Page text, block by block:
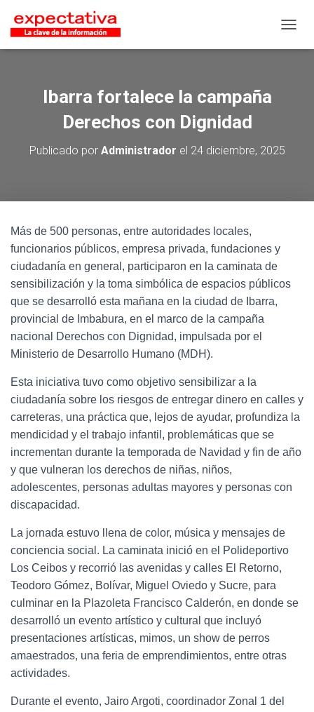
Ibarra fortalece la campaña
Derechos con Dignidad
Publicado por Administrador el 24 diciembre, 2025
Más de 500 personas, entre autoridades locales,
funcionarios públicos, empresa privada, fundaciones y
ciudadanía en general, participaron en la caminata de
sensibilización y la toma simbólica de espacios públicos
que se desarrolló esta mañana en la ciudad de Ibarra,
provincial de Imbabura, en el marco de la campaña
nacional Derechos con Dignidad, impulsada por el
Ministerio de Desarrollo Humano (MDH).
Esta iniciativa tuvo como objetivo sensibilizar a la
ciudadanía sobre los riesgos de entregar dinero en calles y
carreteras, una práctica que, lejos de ayudar, profundiza la
mendicidad y el trabajo infantil, problemáticas que se
incrementan durante la temporada de Navidad y fin de año
y que vulneran los derechos de niñas, niños,
adolescentes, personas adultas mayores y personas con
discapacidad.
La jornada estuvo llena de color, música y mensajes de
conciencia social. La caminata inició en el Polideportivo
Los Ceibos y recorrió las avenidas y calles El Retorno,
Teodoro Gómez, Bolívar, Miguel Oviedo y Sucre, para
culminar en la Plazoleta Francisco Calderón, en donde se
desarrolló un evento artístico y cultural que incluyó
presentaciones artísticas, mimos, un show de perros
amaestrados, una feria de emprendimientos, entre otras
actividades.
Durante el evento, Jairo Argoti, coordinador Zonal 1 del